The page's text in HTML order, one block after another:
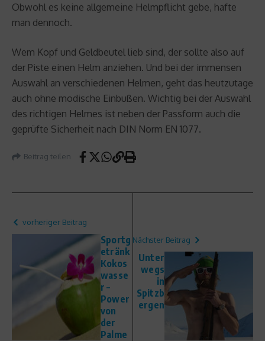
Obwohl es keine allgemeine Helmpflicht gebe, hafte
man dennoch.
Wem Kopf und Geldbeutel lieb sind, der sollte also auf
der Piste einen Helm anziehen. Und bei der immensen
Auswahl an verschiedenen Helmen, geht das heutzutage
auch ohne modische Einbußen. Wichtig bei der Auswahl
des richtigen Helmes ist neben der Passform auch die
geprüfte Sicherheit nach DIN Norm EN 1077.
Beitrag teilen
vorheriger Beitrag
Sportg
etränk
Kokos
wasse
r –
Power
von
der
Palme
Nächster Beitrag
Unter
wegs
in
Spitzb
ergen